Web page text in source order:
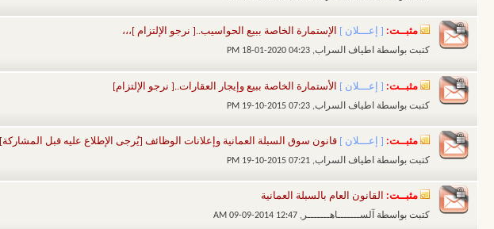
مثبــت: [ إعـــلان ] الإستمارة الخاصة ببيع الحواسيب..[ نرجو الإلتزام ]،،،
كتبت بواسطة اطياف السراب‏, 18-01-2020 04:23 PM
مثبــت: [ إعـــلان ] الأستمارة الخاصة ببيع وإيجار العقارات..[ نرجو الإلتزام]
كتبت بواسطة اطياف السراب‏, 19-10-2015 07:23 PM
مثبــت: [ إعـــلان ] قانون سوق السبلة العمانية وإعلانات الوظائف [يُرجى الإطلاع عليه قبل المشاركة]
كتبت بواسطة اطياف السراب‏, 19-10-2015 07:21 PM
مثبــت: القانون العام بالسبلة العمانية
كتبت بواسطة آلســـــــاهـــــــر ‏, 09-09-2014 12:47 AM